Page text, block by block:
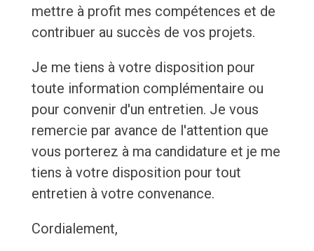
mettre à profit mes compétences et de
contribuer au succès de vos projets.
Je me tiens à votre disposition pour
toute information complémentaire ou
pour convenir d'un entretien. Je vous
remercie par avance de l'attention que
vous porterez à ma candidature et je me
tiens à votre disposition pour tout
entretien à votre convenance.
Cordialement,